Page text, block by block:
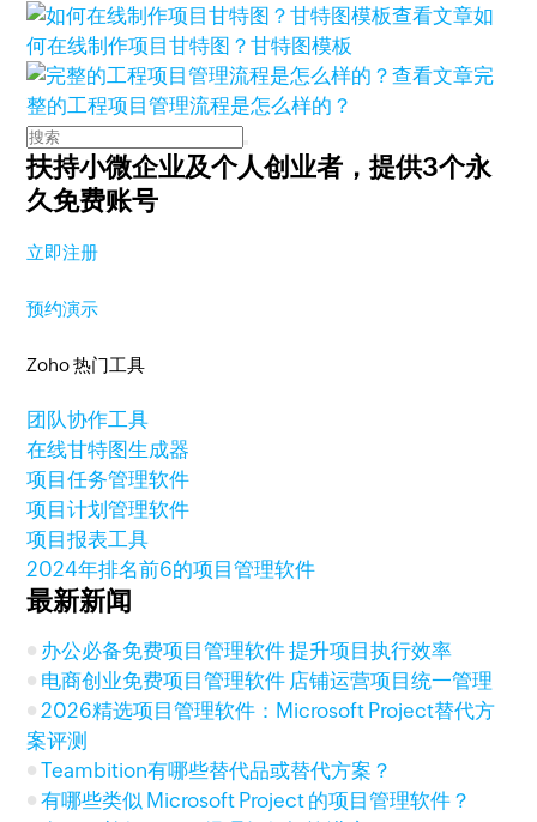
查看文章如
何在线制作项目甘特图？甘特图模板
查看文章完
整的工程项目管理流程是怎么样的？
扶持小微企业及个人创业者，提供3个永
久免费账号
立即注册
预约演示
Zoho 热门工具
团队协作工具
在线甘特图生成器
项目任务管理软件
项目计划管理软件
项目报表工具
2024年排名前6的项目管理软件
最新新闻
办公必备免费项目管理软件 提升项目执行效率
电商创业免费项目管理软件 店铺运营项目统一管理
2026精选项目管理软件：Microsoft Project替代方
案评测
Teambition有哪些替代品或替代方案？
有哪些类似 Microsoft Project 的项目管理软件？